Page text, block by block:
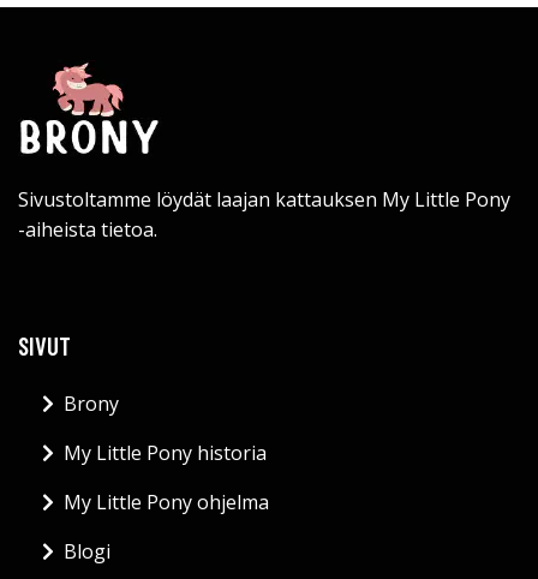
Sivustoltamme löydät laajan kattauksen My Little Pony
-aiheista tietoa.
SIVUT
Brony
My Little Pony historia
My Little Pony ohjelma
Blogi